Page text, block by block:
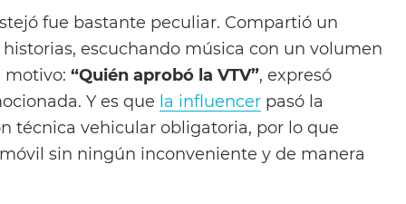
fue bastante peculiar. Compartió un
escuchando música con un volumen
motivo: “Quién aprobó la VTV”, expresó
Y es que la influencer pasó la
técnica vehicular obligatoria, por lo que
sin ningún inconveniente y de manera